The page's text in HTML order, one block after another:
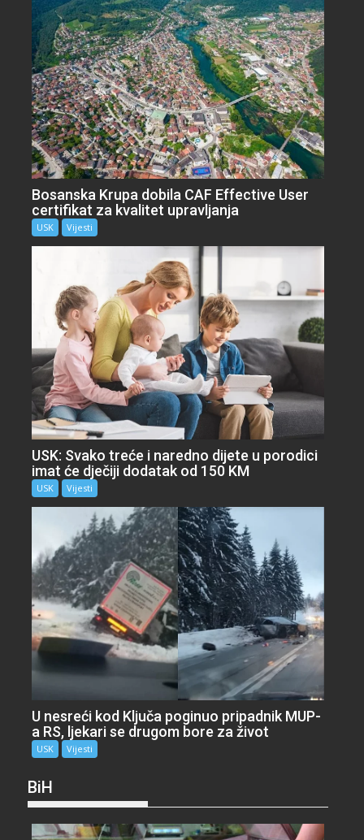
Bosanska Krupa dobila CAF Effective User
certifikat za kvalitet upravljanja
USK Vijesti
USK: Svako treće i naredno dijete u porodici
imat će dječiji dodatak od 150 KM
USK Vijesti
U nesreći kod Ključa poginuo pripadnik MUP-
a RS, ljekari se drugom bore za život
USK Vijesti
BiH